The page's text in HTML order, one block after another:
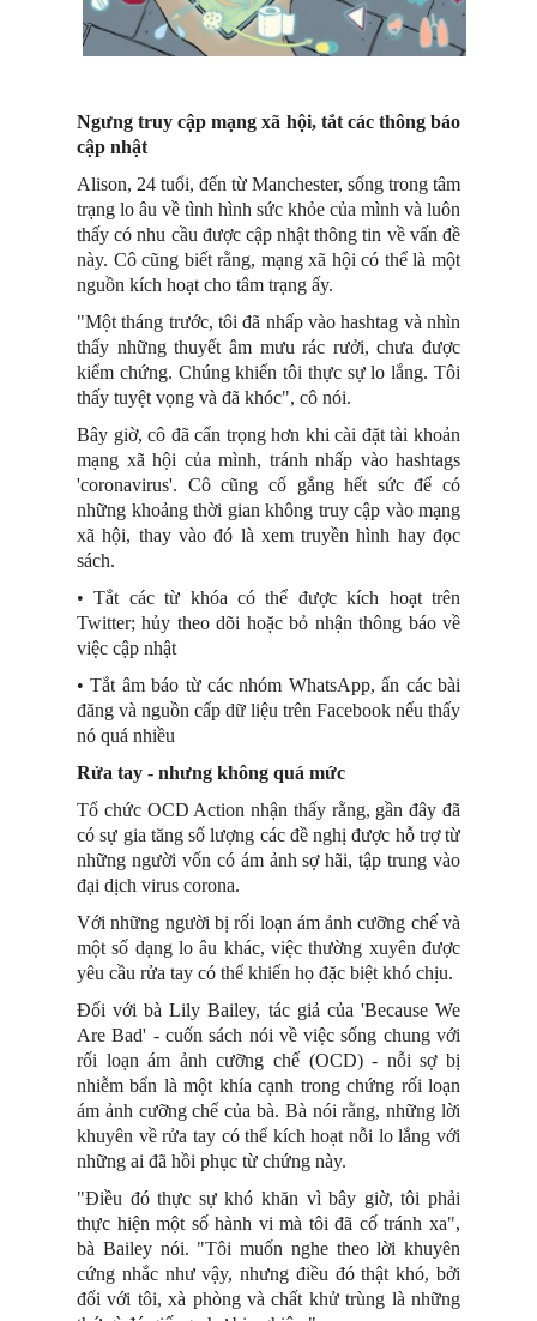
Ngưng truy cập mạng xã hội, tắt các thông báo
cập nhật
Alison, 24 tuổi, đến từ Manchester, sống trong tâm
trạng lo âu về tình hình sức khỏe của mình và luôn
thấy có nhu cầu được cập nhật thông tin về vấn đề
này. Cô cũng biết rằng, mạng xã hội có thể là một
nguồn kích hoạt cho tâm trạng ấy.
"Một tháng trước, tôi đã nhấp vào hashtag và nhìn
thấy những thuyết âm mưu rác rưởi, chưa được
kiểm chứng. Chúng khiến tôi thực sự lo lắng. Tôi
thấy tuyệt vọng và đã khóc", cô nói.
Bây giờ, cô đã cẩn trọng hơn khi cài đặt tài khoản
mạng xã hội của mình, tránh nhấp vào hashtags
'coronavirus'. Cô cũng cố gắng hết sức để có
những khoảng thời gian không truy cập vào mạng
xã hội, thay vào đó là xem truyền hình hay đọc
sách.
• Tắt các từ khóa có thể được kích hoạt trên
Twitter; hủy theo dõi hoặc bỏ nhận thông báo về
việc cập nhật
• Tắt âm báo từ các nhóm WhatsApp, ẩn các bài
đăng và nguồn cấp dữ liệu trên Facebook nếu thấy
nó quá nhiều
Rửa tay - nhưng không quá mức
Tổ chức OCD Action nhận thấy rằng, gần đây đã
có sự gia tăng số lượng các đề nghị được hỗ trợ từ
những người vốn có ám ảnh sợ hãi, tập trung vào
đại dịch virus corona.
Với những người bị rối loạn ám ảnh cưỡng chế và
một số dạng lo âu khác, việc thường xuyên được
yêu cầu rửa tay có thể khiến họ đặc biệt khó chịu.
Đối với bà Lily Bailey, tác giả của 'Because We
Are Bad' - cuốn sách nói về việc sống chung với
rối loạn ám ảnh cưỡng chế (OCD) - nỗi sợ bị
nhiễm bẩn là một khía cạnh trong chứng rối loạn
ám ảnh cưỡng chế của bà. Bà nói rằng, những lời
khuyên về rửa tay có thể kích hoạt nỗi lo lắng với
những ai đã hồi phục từ chứng này.
"Điều đó thực sự khó khăn vì bây giờ, tôi phải
thực hiện một số hành vi mà tôi đã cố tránh xa",
bà Bailey nói. "Tôi muốn nghe theo lời khuyên
cứng nhắc như vậy, nhưng điều đó thật khó, bởi
đối với tôi, xà phòng và chất khử trùng là những